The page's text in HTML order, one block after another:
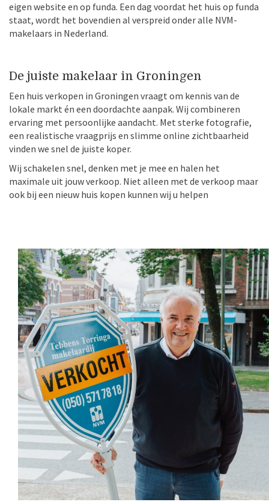
eigen website en op funda. Een dag voordat het huis op funda
staat, wordt het bovendien al verspreid onder alle NVM-
makelaars in Nederland.
De juiste makelaar in Groningen
Een huis verkopen in Groningen vraagt om kennis van de
lokale markt én een doordachte aanpak. Wij combineren
ervaring met persoonlijke aandacht. Met sterke fotografie,
een realistische vraagprijs en slimme online zichtbaarheid
vinden we snel de juiste koper.
Wij schakelen snel, denken met je mee en halen het
maximale uit jouw verkoop. Niet alleen met de verkoop maar
ook bij een nieuw huis kopen kunnen wij u helpen
Vergroot de foto